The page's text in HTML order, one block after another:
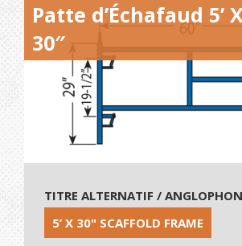
Patte d’Échafaud 5’
30″
TITRE ALTERNATIF /
5’ X 30" SCAFFOLD FRAME